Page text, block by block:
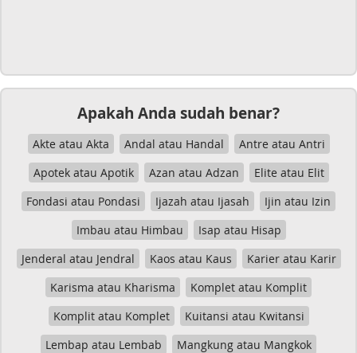
Apakah Anda sudah benar?
Akte atau Akta Andal atau Handal
Antre atau Antri
Apotek atau Apotik
Azan atau Adzan
Elite atau Elit
Fondasi atau Pondasi
Ijazah atau Ijasah
Ijin atau Izin
Imbau atau Himbau
Isap atau Hisap
Jenderal atau Jendral
Kaos atau Kaus
Karier atau Karir
Karisma atau Kharisma
Komplet atau Komplit
Komplit atau Komplet
Kuitansi atau Kwitansi
Lembap atau Lembab
Mangkung atau Mangkok